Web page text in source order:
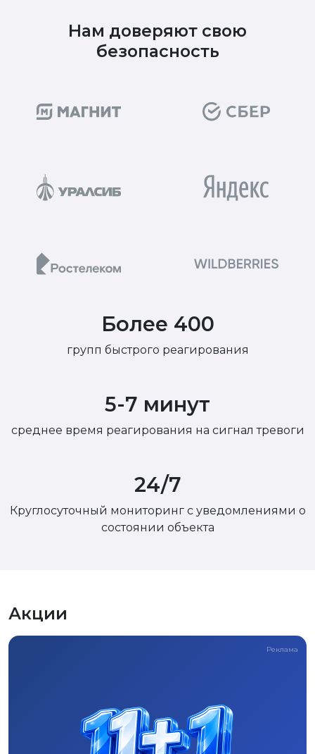
Нам доверяют свою
безопасность
Более 400
групп быстрого реагирования
5-7 минут
среднее время реагирования на сигнал тревоги
24/7
Круглосуточный мониторинг с уведомлениями о
состоянии объекта
Акции
Реклама